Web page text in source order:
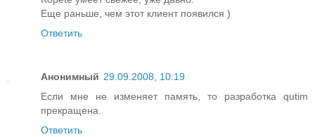
Еще раньше, чем этот клиент появился )
Ответить
Анонимный 29.09.2008, 10:19
Если мне не изменяет память, то разработка qutim
прекращена.
Ответить